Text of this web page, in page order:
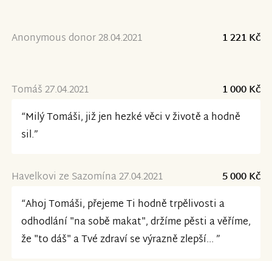
Anonymous donor 28.04.2021 1 221 Kč
Tomáš 27.04.2021
1 000 Kč
“Milý Tomáši, již jen hezké věci v životě a hodně
sil.”
Havelkovi ze Sazomína 27.04.2021
5 000 Kč
“Ahoj Tomáši, přejeme Ti hodně trpělivosti a
odhodlání "na sobě makat", držíme pěsti a věříme,
že "to dáš" a Tvé zdraví se výrazně zlepší... ”